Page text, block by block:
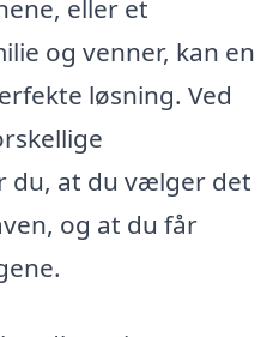
eller et
og venner, kan en
løsning. Ved
du, at du vælger det
og at du får